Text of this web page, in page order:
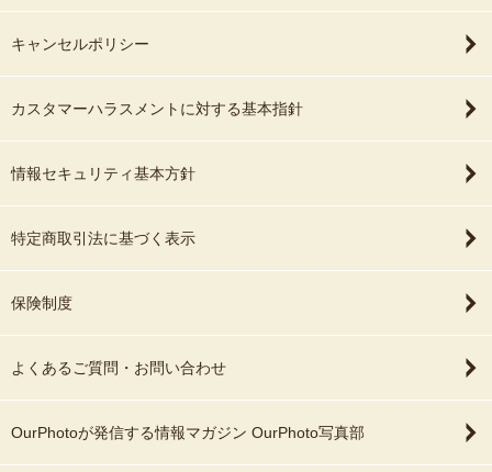
キャンセルポリシー
カスタマーハラスメントに対する基本指針
情報セキュリティ基本方針
特定商取引法に基づく表示
保険制度
よくあるご質問・お問い合わせ
OurPhotoが発信する情報マガジン OurPhoto写真部